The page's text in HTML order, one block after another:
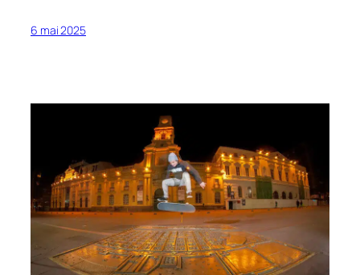
6 mai 2025